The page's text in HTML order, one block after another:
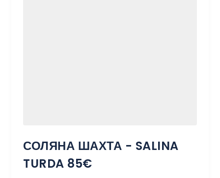
СОЛЯНА ШАХТА - SALINA
TURDA 85€